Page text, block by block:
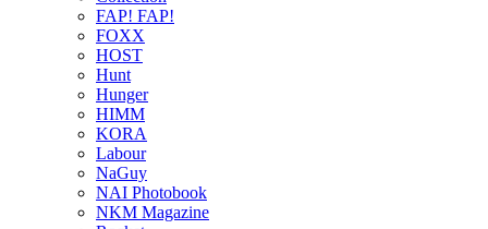
FAP! FAP!
FOXX
HOST
Hunt
Hunger
HIMM
KORA
Labour
NaGuy
NAI Photobook
NKM Magazine